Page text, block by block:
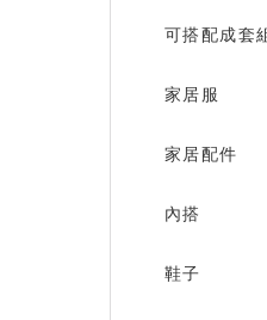
可搭配成套
家居服
家居配件
內搭
鞋子